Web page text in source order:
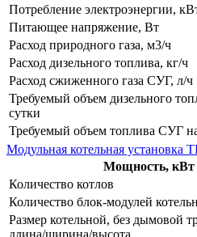
Потребление электроэнергии,
Питающее напряжение, Вт
Расход природного газа, м3/ч
Расход дизельного топлива, кг/ч
Расход сжиженного газа СУГ, л/ч
Требуемый объем дизельного
сутки
Требуемый объем топлива СУГ
Модульная котельная установка
Мощность, кВт
Количество котлов
Количество блок-модулей
Размер котельной, без дымовой
длина/ширина/высота